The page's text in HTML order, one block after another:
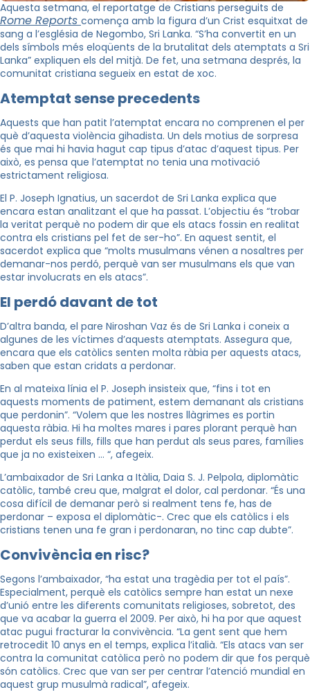
Aquesta setmana, el reportatge de Cristians perseguits de
Rome Reports comença amb la figura d’un Crist esquitxat de
sang a l’església de Negombo, Sri Lanka. “S’ha convertit en un
dels símbols més eloqüents de la brutalitat dels atemptats a Sri
Lanka” expliquen els del mitjà. De fet, una setmana després, la
comunitat cristiana segueix en estat de xoc.
Atemptat sense precedents
Aquests que han patit l’atemptat encara no comprenen el per
què d’aquesta violència gihadista. Un dels motius de sorpresa
és que mai hi havia hagut cap tipus d’atac d’aquest tipus. Per
això, es pensa que l’atemptat no tenia una motivació
estrictament religiosa.
El P. Joseph Ignatius, un sacerdot de Sri Lanka explica que
encara estan analitzant el que ha passat. L’objectiu és “trobar
la veritat perquè no podem dir que els atacs fossin en realitat
contra els cristians pel fet de ser-ho”. En aquest sentit, el
sacerdot explica que “molts musulmans vénen a nosaltres per
demanar-nos perdó, perquè van ser musulmans els que van
estar involucrats en els atacs”.
El perdó davant de tot
D’altra banda, el pare Niroshan Vaz és de Sri Lanka i coneix a
algunes de les víctimes d’aquests atemptats. Assegura que,
encara que els catòlics senten molta ràbia per aquests atacs,
saben que estan cridats a perdonar.
En al mateixa línia el P. Joseph insisteix que, “fins i tot en
aquests moments de patiment, estem demanant als cristians
que perdonin”. “Volem que les nostres llàgrimes es portin
aquesta ràbia. Hi ha moltes mares i pares plorant perquè han
perdut els seus fills, fills que han perdut als seus pares, famílies
que ja no existeixen … “, afegeix.
L’ambaixador de Sri Lanka a Itàlia, Daia S. J. Pelpola, diplomàtic
catòlic, també creu que, malgrat el dolor, cal perdonar. “És una
cosa difícil de demanar però si realment tens fe, has de
perdonar – exposa el diplomàtic-. Crec que els catòlics i els
cristians tenen una fe gran i perdonaran, no tinc cap dubte”.
Convivència en risc?
Segons l’ambaixador, “ha estat una tragèdia per tot el país”.
Especialment, perquè els catòlics sempre han estat un nexe
d’unió entre les diferents comunitats religioses, sobretot, des
que va acabar la guerra el 2009. Per això, hi ha por que aquest
atac pugui fracturar la convivència. “La gent sent que hem
retrocedit 10 anys en el temps, explica l’italià. “Els atacs van ser
contra la comunitat catòlica però no podem dir que fos perquè
són catòlics. Crec que van ser per centrar l’atenció mundial en
aquest grup musulmà radical”, afegeix.